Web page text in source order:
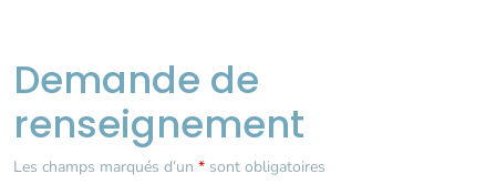
Demande de
renseignement
Les champs marqués d’un * sont obligatoires